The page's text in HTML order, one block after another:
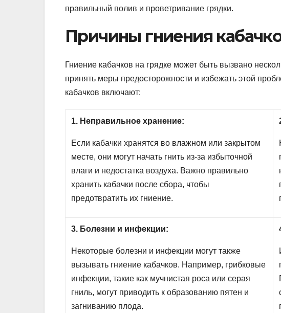
правильный полив и проветривание грядки.
Причины гниения
Гниение кабачков на грядке может быть вызвано
принять меры предосторожности и избежать этой
кабачков включают:
1. Неправильное хранение:
Если кабачки хранятся во влажном или закрытом
месте, они могут начать гнить из-за избыточной
влаги и недостатка воздуха. Важно правильно
хранить кабачки после сбора, чтобы
предотвратить их гниение.
3. Болезни и инфекции:
Некоторые болезни и инфекции могут также
вызывать гниение кабачков. Например, грибковые
инфекции, такие как мучнистая роса или серая
гниль, могут приводить к образованию пятен и
загниванию плода.